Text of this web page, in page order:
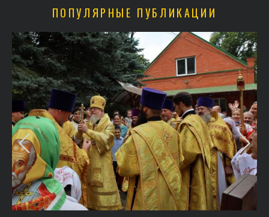
ПОПУЛЯРНЫЕ ПУБЛИКАЦИИ